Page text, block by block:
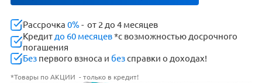
Рассрочка0% - от 2 до 4 месяцев
Кредит до 60 месяцев*с возможностью досрочного
погашения
Без первого взноса и безсправки о доходах!
*Товары по АКЦИИ - только в кредит!